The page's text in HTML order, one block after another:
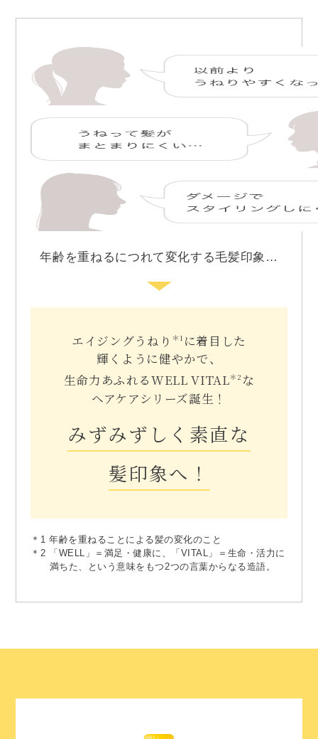
年齢を重ねるにつれて変化する毛髪印象…
エイジングうねり ＊1 に着目した
輝くように健やかで、
生命力あふれるWELL VITAL＊2 な
ヘアケアシリーズ誕生！
みずみずしく素直な
髪印象へ！
＊1 年齢を重ねることによる髪の変化のこと
＊2 「WELL」＝満足・健康に、「VITAL」＝生命・活力に
満ちた、という意味をもつ2つの言葉からなる造語。